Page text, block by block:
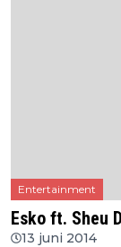
Entertainment
Esko ft. Sheu
13 juni 2014